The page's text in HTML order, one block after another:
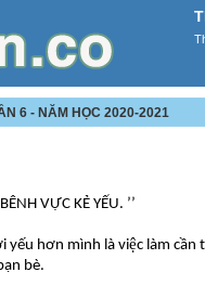
6 - NĂM HỌC 2020-2021
VỰC KẺ YẾU. ’’
yếu hơn mình là việc làm cần
bè.